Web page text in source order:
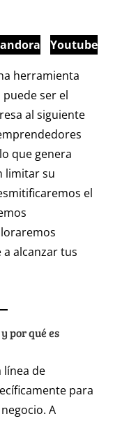
Youtube
herramienta
ser el
al siguiente
que genera
limitar su
el
alcanzar tus
por qué es
línea de
para
A